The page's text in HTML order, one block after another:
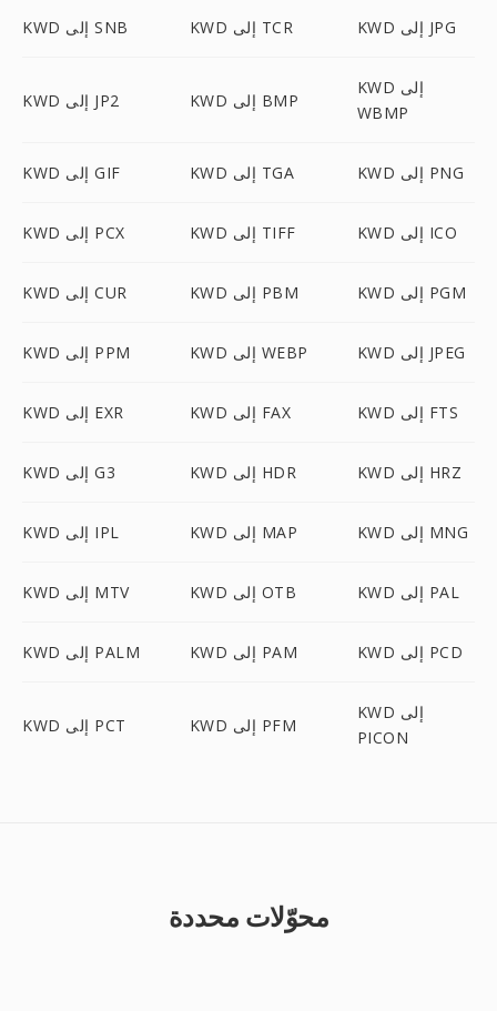
KWD إلى SNB KWD إلى TCR KWD إلى JPG
KWD إلى JP2 KWD إلى BMP
KWD إلى
WBMP
KWD إلى GIF KWD إلى TGA KWD إلى PNG
KWD إلى PCX KWD إلى TIFF KWD إلى ICO
KWD إلى CUR KWD إلى PBM KWD إلى PGM
KWD إلى PPM KWD إلى WEBP KWD إلى JPEG
KWD إلى EXR KWD إلى FAX KWD إلى FTS
KWD إلى G3 KWD إلى HDR KWD إلى HRZ
KWD إلى IPL KWD إلى MAP KWD إلى MNG
KWD إلى MTV KWD إلى OTB KWD إلى PAL
KWD إلى PALM KWD إلى PAM KWD إلى PCD
KWD إلى PCT KWD إلى PFM
KWD إلى
PICON
محوّلات محددة